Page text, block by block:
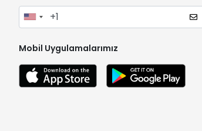
Mobil Uygulamalarımız